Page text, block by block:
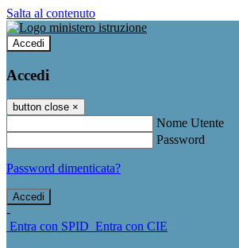
Salta al contenuto
Accedi
Accedi
button close ×
Nome Utente
Password
Password dimenticata?
-
Entra con SPID Entra con CIE